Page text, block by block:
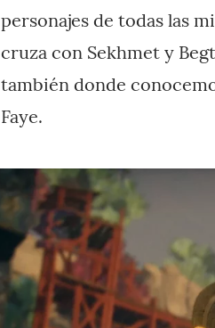
personajes de todas las
cruza con Sekhmet y
también donde
Faye.